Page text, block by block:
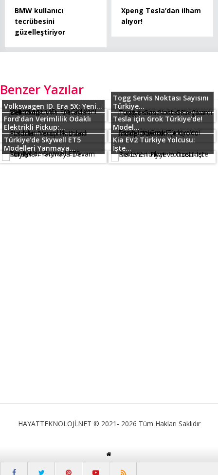
BMW kullanıcı
tecrübesini
güzelleştiriyor
Xpeng Tesla’dan ilham
alıyor!
Benzer Yazılar
Volkswagen ID. Era 5X: Yeni...
Togg Servis Noktası Sayısını
Türkiye...
Ford’dan Verimlilik Odaklı
Elektrikli Pickup:...
Tesla için Grok Türkiye’de!
Model...
Türkiye’de Skywell ET5
Modelleri Yanmaya...
Kia EV2 Türkiye Yolcusu:
İşte...
HAYATTEKNOLOJİ.NET © 2021- 2026 Tüm Hakları Saklıdır